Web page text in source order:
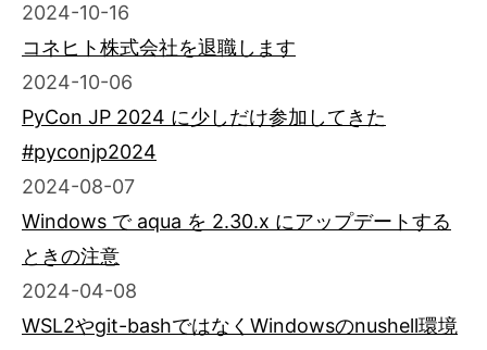
2024-10-16
コネヒト株式会社を退職します
2024-10-06
PyCon JP 2024 に少しだけ参加してきた
#pyconjp2024
2024-08-07
Windows で aqua を 2.30.x にアップデートする
ときの注意
2024-04-08
WSL2やgit-bashではなくWindowsのnushell環境